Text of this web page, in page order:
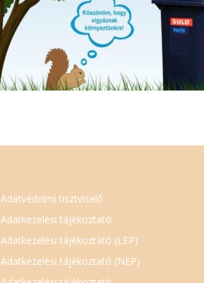
Adatvédelmi tisztviselő
Adatkezelési tájékoztató
Adatkezelési tájékoztató (LEP)
Adatkezelési tájékoztató (NEP)